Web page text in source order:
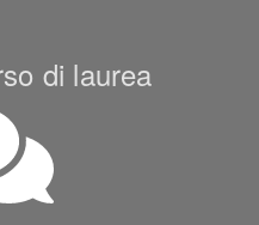
di laurea